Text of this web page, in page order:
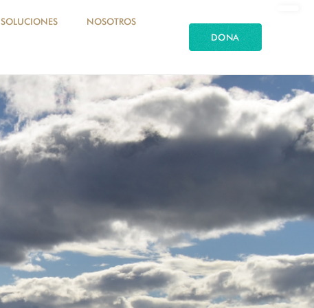
SOLUCIONES NOSOTROS
DONA